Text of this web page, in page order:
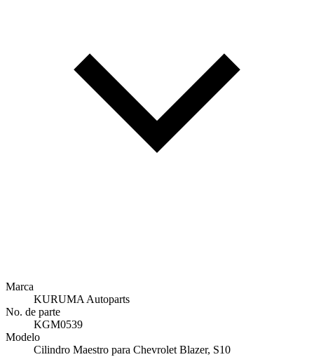
Marca
KURUMA Autoparts
No. de parte
KGM0539
Modelo
Cilindro Maestro para Chevrolet Blazer, S10